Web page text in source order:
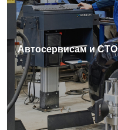
Автосервисам и СТО